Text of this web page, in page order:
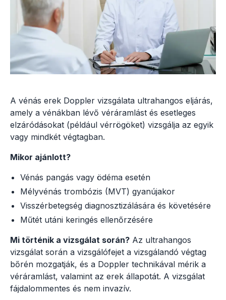
A vénás erek Doppler vizsgálata ultrahangos eljárás,
amely a vénákban lévő véráramlást és esetleges
elzáródásokat (például vérrögöket) vizsgálja az egyik
vagy mindkét végtagban.
Mikor ajánlott?
Vénás pangás vagy ödéma esetén
Mélyvénás trombózis (MVT) gyanújakor
Visszérbetegség diagnosztizálására és követésére
Műtét utáni keringés ellenőrzésére
Mi történik a vizsgálat során? Az ultrahangos
vizsgálat során a vizsgálófejet a vizsgálandó végtag
bőrén mozgatják, és a Doppler technikával mérik a
véráramlást, valamint az erek állapotát. A vizsgálat
fájdalommentes és nem invazív.